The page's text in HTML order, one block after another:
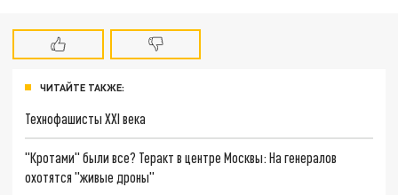
ЧИТАЙТЕ ТАКЖЕ:
Технофашисты XXI века
"Кротами" были все? Теракт в центре Москвы: На генералов
охотятся "живые дроны"